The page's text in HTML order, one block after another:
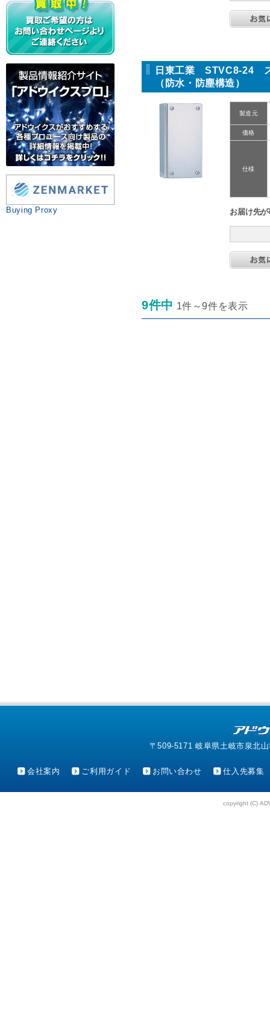
Buying Proxy
日東工業 STVC8-24 ス
（防水・防塵構造）
製造元
価格
仕様
お届け先
9件中 1件～9件を表示
〒509-5171 岐阜県土岐市泉北
会社案内 ご利用ガイド お問い合わせ 仕入先募集
copyright (C)